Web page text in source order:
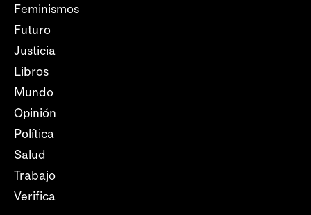
Feminismos
Futuro
Justicia
Libros
Mundo
Opinión
Política
Salud
Trabajo
Verifica